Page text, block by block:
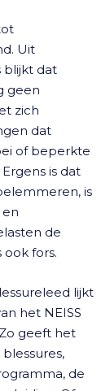
Uit
blijkt dat
geen
zich
dat
of beperkte
Ergens is dat
is
de
fors.
lijkt
het NEISS
geeft het
de